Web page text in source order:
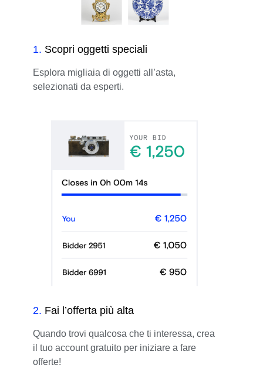
1. Scopri oggetti speciali
Esplora migliaia di oggetti all’asta,
selezionati da esperti.
2. Fai l’offerta più alta
Quando trovi qualcosa che ti interessa, crea
il tuo account gratuito per iniziare a fare
offerte!